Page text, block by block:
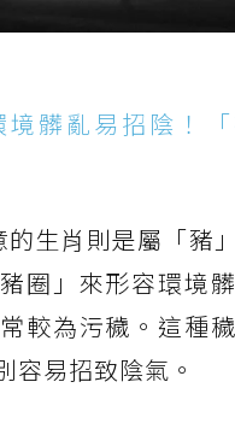
髒亂易招陰！
生肖則是屬「豬
圈」來形容環境
較為污穢。這種
容易招致陰氣。